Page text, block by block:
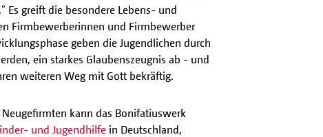
Es greift die besondere Lebens- und
Firmbewerberinnen und Firmbewerber
geben die Jugendlichen durch
ein starkes Glaubenszeugnis ab - und
weiteren Weg mit Gott bekräftig.
kann das Bonifatiuswerk
und Jugendhilfe in Deutschland,